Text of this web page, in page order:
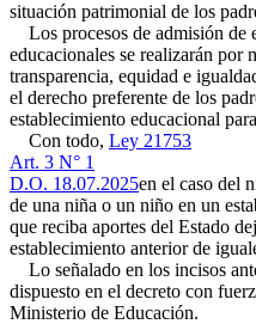
situación patrimonial de los
Los procesos de admisión de
educacionales se realizarán por
transparencia, equidad e
el derecho preferente de los
establecimiento educacional
Con todo, Ley 21753
Art. 3 N° 1
D.O. 18.07.2025en el caso del
de una niña o un niño en un
que reciba aportes del Estado
establecimiento anterior de
Lo señalado en los incisos
dispuesto en el decreto con
Ministerio de Educación.